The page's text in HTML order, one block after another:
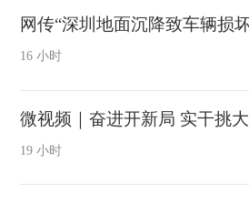
16 小时
微视频｜奋进开新局 实干挑
19 小时